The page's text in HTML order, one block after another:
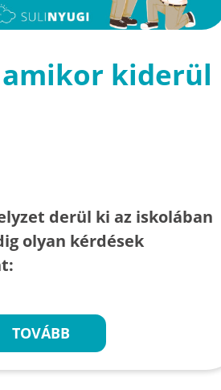
kiderül
derül ki az iskolában
olyan kérdések
TOVÁBB